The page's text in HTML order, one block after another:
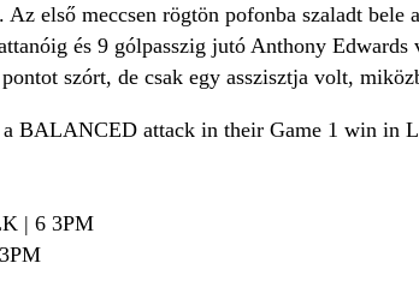
első meccsen rögtön pofonba szaladt
és 9 gólpasszig jutó Anthony
szórt, de csak egy asszisztja volt,
BALANCED attack in their Game 1 win in
| 6 3PM